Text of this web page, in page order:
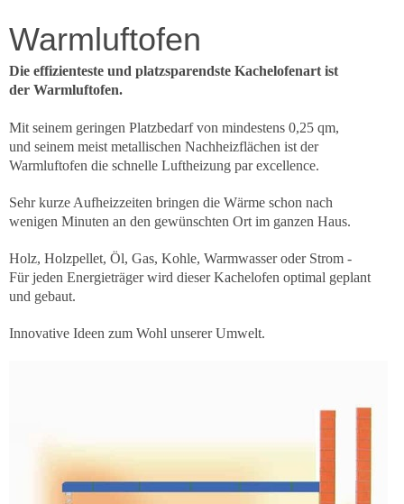
Warmluftofen
Die effizienteste und platzsparendste Kachelofenart ist
der Warmluftofen.
Mit seinem geringen Platzbedarf von mindestens 0,25 qm,
und seinem meist metallischen Nachheizflächen ist der
Warmluftofen die schnelle Luftheizung par excellence.
Sehr kurze Aufheizzeiten bringen die Wärme schon nach
wenigen Minuten an den gewünschten Ort im ganzen Haus.
Holz, Holzpellet, Öl, Gas, Kohle, Warmwasser oder Strom -
Für jeden Energieträger wird dieser Kachelofen optimal geplant
und gebaut.
Innovative Ideen zum Wohl unserer Umwelt.